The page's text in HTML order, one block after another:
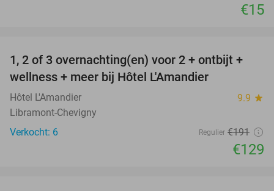
€15
32%
TODAY
1, 2 of 3 overnachting(en) voor 2 + ontbijt +
wellness + meer bij Hôtel L'Amandier
Hôtel L'Amandier 9.9 star
Libramont-Chevigny
Verkocht: 6
Regulier €191
€129